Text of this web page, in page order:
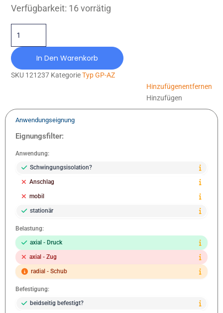
Hinzufügenentfernen
Hinzufügen
Verfügbarkeit: 16 vorrätig
GP-AZ-025X030-M6X18-NR40 Menge
In Den Warenkorb
SKU 121237 Kategorie Typ GP-AZ
Anwendungseignung
Eignungsfilter:
Anwendung:
Schwingungsisolation?
Anschlag
mobil
stationär
Belastung:
axial - Druck
axial - Zug
radial - Schub
Befestigung:
beidseitig befestigt?